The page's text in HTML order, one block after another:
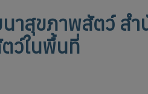
สุขภาพสัตว์ สำ
ว์ในพื้นที่